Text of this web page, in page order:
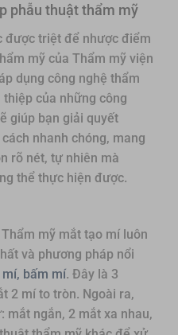
phẫu thuật thẩm mỹ
được triệt để nhược điểm
mỹ của Thẩm mỹ viện
dụng công nghệ thẩm
của những công
giúp bạn giải quyết
nhanh chóng, mang
rõ nét, tự nhiên mà
thể thực hiện được.
mỹ mắt tạo mí luôn
và phương pháp nổi
bấm mí. Đây là 3
2 mí to tròn. Ngoài ra,
mắt ngắn, 2 mắt xa nhau,